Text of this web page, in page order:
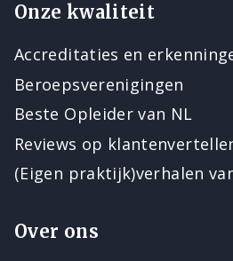
Onze kwaliteit
Accreditaties en
Beroepsverenigingen
Beste Opleider van NL
Reviews op
(Eigen praktijk)verhalen
Over ons